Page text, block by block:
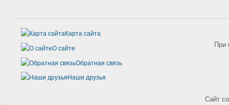
Карта сайта
О сайте
Обратная связь
Наши друзья
При
Сайт